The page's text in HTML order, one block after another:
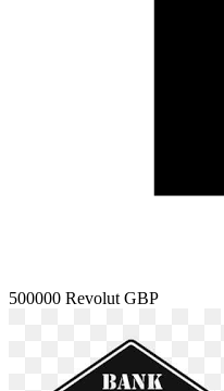
500000 Revolut GBP